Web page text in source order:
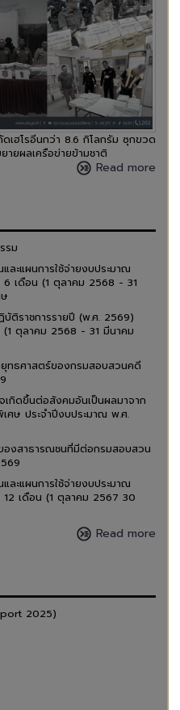
เฮโรอีนกว่า 8.6 กิโลกรัม ซุกขวด
ายผลเครือข่ายข้ามชาติ
Read more
รม
ละแผนการใช้จ่ายงบประมาณ
เดือน (1 ตุลาคม 2568 - 31
บัติราชการรายปี (พ.ศ. 2569)
ตุลาคม 2568 - 31 มีนาคม
ยุทธศาสตร์ของกรมสอบสวนคดี
เกิดขึ้นต่อสังคมอันเป็นผลมาจาก
ศษ ประจำปีงบประมาณ พ.ศ.
องสาธารณชนที่มีต่อกรมสอบสวน
ละแผนการใช้จ่ายงบประมาณ
เดือน (1 ตุลาคม 2567 30
Read more
2025)